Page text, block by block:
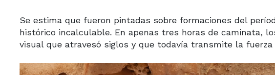
Se estima que fueron pintadas sobre formaciones del
histórico incalculable. En apenas tres horas de caminata,
visual que atravesó siglos y que todavía transmite la